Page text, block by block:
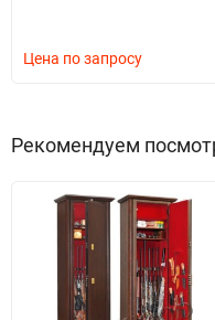
Цена по запросу
Рекомендуем